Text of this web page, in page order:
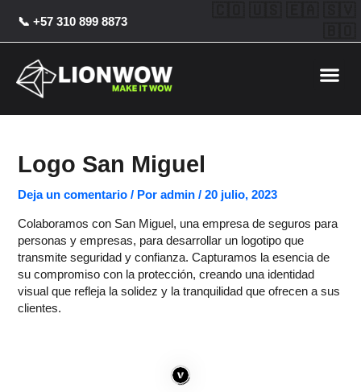
contenido
📞 +57 310 899 8873
Logo San Miguel
Deja un comentario / Poradmin/20 julio, 2023
Colaboramos con San Miguel, una empresa de seguros para
personas y empresas, para desarrollar un logotipo que
transmite seguridad y confianza. Capturamos la esencia de
su compromiso con la protección, creando una identidad
visual que refleja la solidez y la tranquilidad que ofrecen a sus
clientes.
navigation